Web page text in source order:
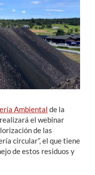
Ambiental de la
el webinar
de las
circular”, el que tiene
de estos residuos y